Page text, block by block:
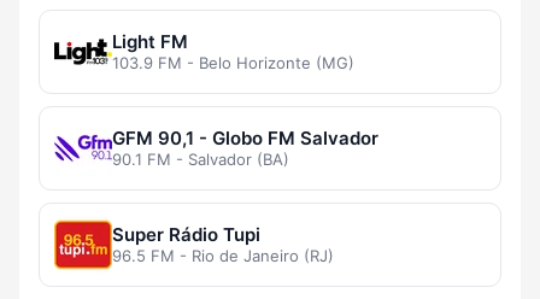
Light FM
103.9 FM - Belo Horizonte (MG)
GFM 90,1 - Globo FM Salvador
90.1 FM - Salvador (BA)
Super Rádio Tupi
96.5 FM - Rio de Janeiro (RJ)